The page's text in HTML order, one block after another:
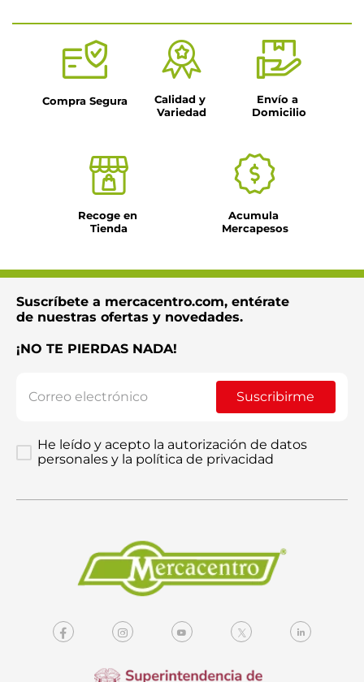
Compra Segura
Calidad y
Variedad
Envío a
Domicilio
Recoge en
Tienda
Acumula
Mercapesos
Suscríbete a mercacentro.com, entérate
de nuestras ofertas y novedades.
¡NO TE PIERDAS NADA!
Suscribirme
He leído y acepto la autorización de datos
personales y la política de privacidad